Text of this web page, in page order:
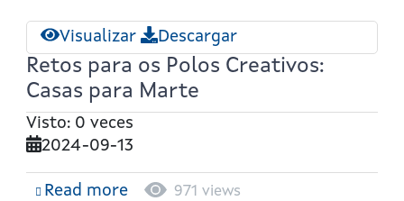
Visualizar Descargar
Retos para os Polos Creativos:
Casas para Marte
Visto: 0 veces
2024-09-13
Read moreabout 971 views